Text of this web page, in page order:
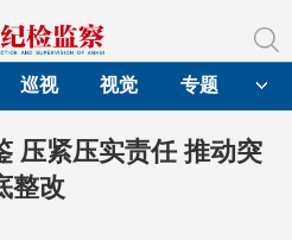
巡视 视觉 专题
压紧压实责任 推动突
整改